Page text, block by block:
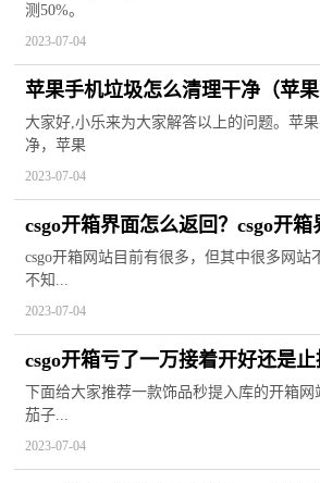
测50%。
2023-07-04
苹果手机垃圾怎么清理干净（苹
理） 速看
大家好,小乐来为大家解答以上的问题。苹
净，苹果
2023-07-04
csgo开箱界面怎么返回？csgo开
解决？
csgo开箱网站目前有很多，但其中很多网站
不知...
2023-07-04
csgo开箱亏了一万接着开好还是
没有一个红怎么办？
下面给大家推荐一款饰品秒提入库的开箱网
茄子...
2023-07-04